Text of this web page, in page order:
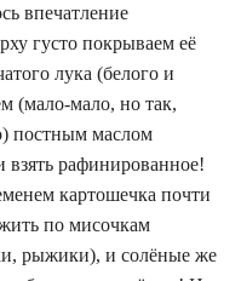
впечатление
густо покрываем её
лука (белого и
(мало-мало, но так,
постным маслом
рафинированное!
картошечка почти
по мисочкам
рыжики), и солёные же